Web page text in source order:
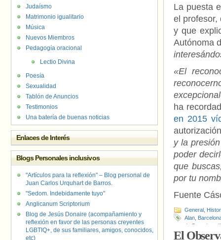
La puesta
el profesor,
y que
Autónoma
«El
ha
en 2015
y la
poder
que
por tu
Fuente
General
Alan
de Barcelona
El
Judaísmo
Matrimonio igualitario
Música
Nuevos Miembros
Pedagogía oracional
Lectio Divina
Poesía
Sexualidad
Tablón de Anuncios
Testimonios
Una batería de buenas noticias
Enlaces de Interés
Blogs Personales inclusivos
"Artículos para la reflexión" – Blog personal de
Juan Carlos Urquhart de Barros.
"Sedom. Indebidamente tuyo"
Anglicanum Scriptorium
Blog de Jesús Donaire (acompañamiento y
reflexión en favor de las personas creyentes
LGBTIQ+, de sus familiares, amigos, conocidos,
etc)